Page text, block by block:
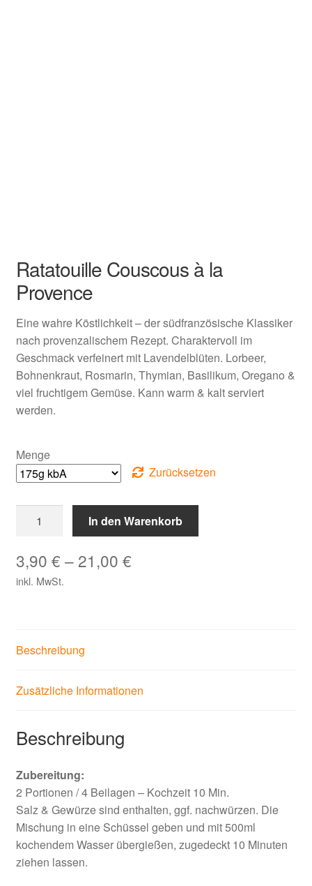
Ratatouille Couscous à la
Provence
Eine wahre Köstlichkeit – der südfranzösische Klassiker
nach provenzalischem Rezept. Charaktervoll im
Geschmack verfeinert mit Lavendelblüten. Lorbeer,
Bohnenkraut, Rosmarin, Thymian, Basilikum, Oregano &
viel fruchtigem Gemüse. Kann warm & kalt serviert
werden.
Menge
Zurücksetzen
Couscous
la
Provence
In den Warenkorb
3,90 € – 21,00 €
inkl. MwSt.
Beschreibung
Zusätzliche Informationen
Beschreibung
Zubereitung:
2 Portionen / 4 Beilagen – Kochzeit 10 Min.
Salz & Gewürze sind enthalten, ggf. nachwürzen. Die
Mischung in eine Schüssel geben und mit 500ml
kochendem Wasser übergießen, zugedeckt 10 Minuten
ziehen lassen.